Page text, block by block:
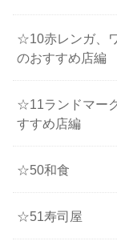
☆10赤レンガ、
のおすすめ店編
☆11ランドマー
すすめ店編
☆50和食
☆51寿司屋